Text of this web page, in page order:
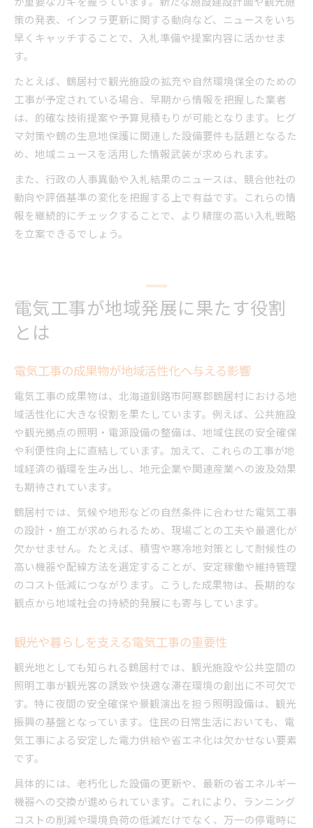
策の発表、インフラ更新に関する動向など、ニュースをいち
早くキャッチすることで、入札準備や提案内容に活かせま
す。
たとえば、鶴居村で観光施設の拡充や自然環境保全のための
工事が予定されている場合、早期から情報を把握した業者
は、的確な技術提案や予算見積もりが可能となります。ヒグ
マ対策や鶴の生息地保護に関連した設備要件も話題となるた
め、地域ニュースを活用した情報武装が求められます。
また、行政の人事異動や入札結果のニュースは、競合他社の
動向や評価基準の変化を把握する上で有益です。これらの情
報を継続的にチェックすることで、より精度の高い入札戦略
を立案できるでしょう。
電気工事が地域発展に果たす役割
とは
電気工事の成果物が地域活性化へ与える影響
電気工事の成果物は、北海道釧路市阿寒郡鶴居村における地
域活性化に大きな役割を果たしています。例えば、公共施設
や観光拠点の照明・電源設備の整備は、地域住民の安全確保
や利便性向上に直結しています。加えて、これらの工事が地
域経済の循環を生み出し、地元企業や関連産業への波及効果
も期待されています。
鶴居村では、気候や地形などの自然条件に合わせた電気工事
の設計・施工が求められるため、現場ごとの工夫や最適化が
欠かせません。たとえば、積雪や寒冷地対策として耐候性の
高い機器や配線方法を選定することが、安定稼働や維持管理
のコスト低減につながります。こうした成果物は、長期的な
観点から地域社会の持続的発展にも寄与しています。
観光や暮らしを支える電気工事の重要性
観光地としても知られる鶴居村では、観光施設や公共空間の
照明工事が観光客の誘致や快適な滞在環境の創出に不可欠で
す。特に夜間の安全確保や景観演出を担う照明設備は、観光
振興の基盤となっています。住民の日常生活においても、電
気工事による安定した電力供給や省エネ化は欠かせない要素
です。
具体的には、老朽化した設備の更新や、最新の省エネルギー
機器への交換が進められています。これにより、ランニング
コストの削減や環境負荷の低減だけでなく、万一の停電時に